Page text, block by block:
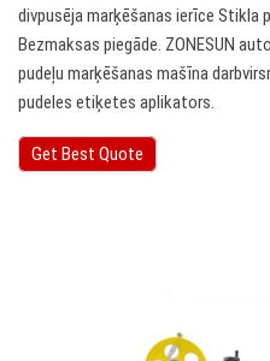
divpusēja marķēšanas ierīce Stikla
Bezmaksas piegāde. ZONESUN
pudeļu marķēšanas mašīna
pudeles etiķetes aplikators.
Get Best Quote